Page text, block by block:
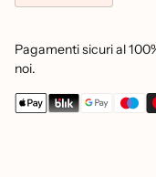
Pagamenti sicuri al
noi.